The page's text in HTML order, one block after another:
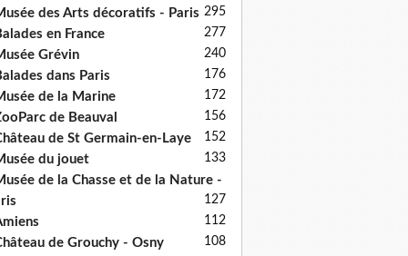
des Arts décoratifs - Paris 295
en France 277
Grévin 240
dans Paris 176
de la Marine 172
de Beauval 156
de St Germain-en-Laye 152
du jouet 133
de la Chasse et de la Nature -
127
112
de Grouchy - Osny 108